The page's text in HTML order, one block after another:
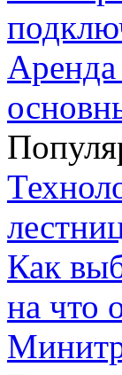
Аренда
Как
на что